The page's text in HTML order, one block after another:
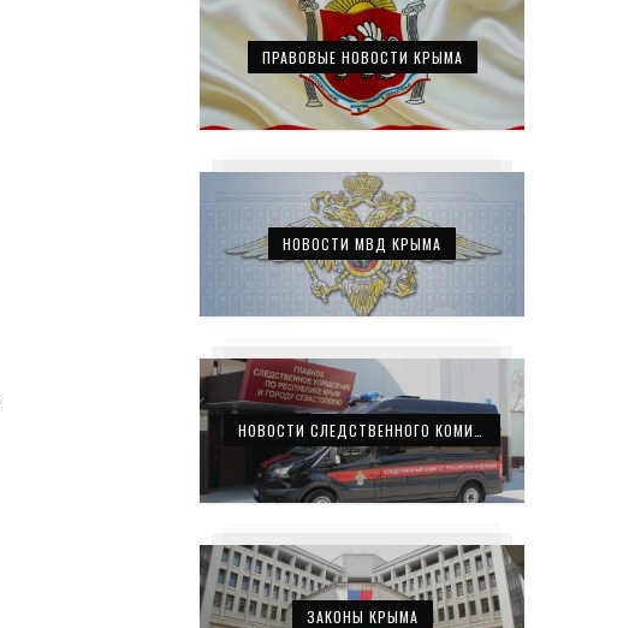
ПРАВОВЫЕ НОВОСТИ КРЫМА
НОВОСТИ МВД КРЫМА
ЗАКОНЫ КРЫМА